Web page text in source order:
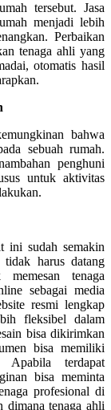
tersebut. Jasa
menjadi lebih
Perbaikan
tenaga ahli yang
otomatis hasil
bahwa
sebuah rumah.
penghuni
untuk aktivitas
ini sudah semakin
harus datang
tenaga
sebagai media
resmi lengkap
fleksibel dalam
bisa dikirimkan
bisa memiliki
Apabila terdapat
bisa meminta
profesional di
dimana tenaga ahli